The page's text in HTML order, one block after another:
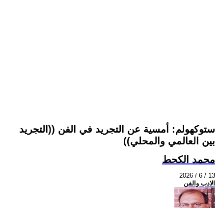
ستوكهولم: أمسية عن التجريد في الفن ((التجريد
بين العالمي والمحلي))
محمد الكحط
2026 / 6 / 13
الادب والفن